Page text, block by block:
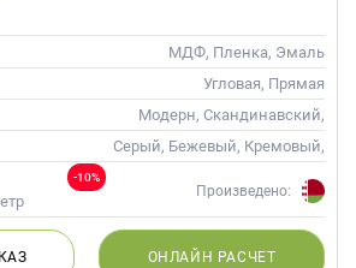
МДФ, Пленка, Эмаль
Угловая, Прямая
Модерн, Скандинавский,
Неоклассика, Современные
Серый, Бежевый, Кремовый,
Капучино
-10%
Произведено:
ОНЛАЙН РАСЧЕТ